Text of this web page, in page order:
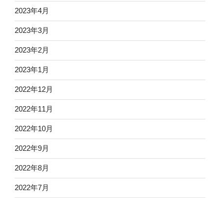
2023年4月
2023年3月
2023年2月
2023年1月
2022年12月
2022年11月
2022年10月
2022年9月
2022年8月
2022年7月